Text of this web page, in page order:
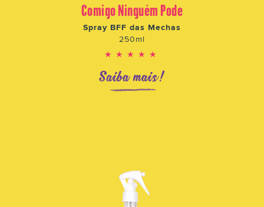
Comigo Ninguém Pode
Spray BFF das Mechas
250ml
★★★★★
Saiba mais!